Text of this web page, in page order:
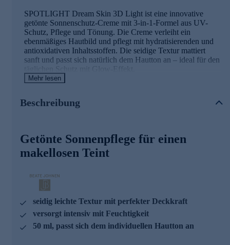
SPOTLIGHT Dream Skin 3D Light ist eine innovative
getönte Sonnenschutz-Creme mit 3-in-1-Formel aus UV-
Schutz, Pflege und Tönung. Die Creme verleiht ein
ebenmäßiges Hautbild und pflegt mit hydratisierenden und
antioxidativen Inhaltsstoffen. Die seidige Textur mattiert
sanft und passt sich natürlich dem Hautton an – ideal für den
täglichen Schutz mit Glow-Effekt.
Getönte Mikro-Perlen
vergrößerte Poren
• Sorgen für ein ebenmäßiges, glattes Hautbild mit Soft-
Fokus-Effekt
Hochmolekulare Hyaluronsäure
• Bilder einen feuchtigkeitsspendendes Netz auf der Haut
• Strafft sichtbar und lässt feine Linien geglättet erscheinen
Antioxidative & beruhigende Wirkstoffe
• Schützen die Hautzellen vor freien Radikalen
• Unterstützen die Regeneration und Hautberuhigung
Mehr lesen
Beschreibung
Getönte Sonnenpflege für einen
makellosen Teint
seidig leichte Textur mit perfekter Deckkraft
versorgt intensiv mit Feuchtigkeit
50 ml, passt sich dem individuellen Hautton an